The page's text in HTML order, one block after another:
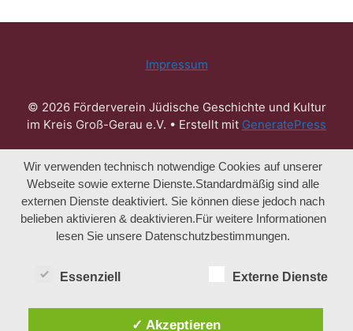
Impressum
© 2026 Förderverein Jüdische Geschichte und Kultur
im Kreis Groß-Gerau e.V. • Erstellt mit GeneratePress
Wir verwenden technisch notwendige Cookies auf unserer
Webseite sowie externe Dienste.Standardmäßig sind alle
externen Dienste deaktiviert. Sie können diese jedoch nach
belieben aktivieren & deaktivieren.Für weitere Informationen
lesen Sie unsere Datenschutzbestimmungen.
Essenziell Externe Dienste
✓ Akzeptieren